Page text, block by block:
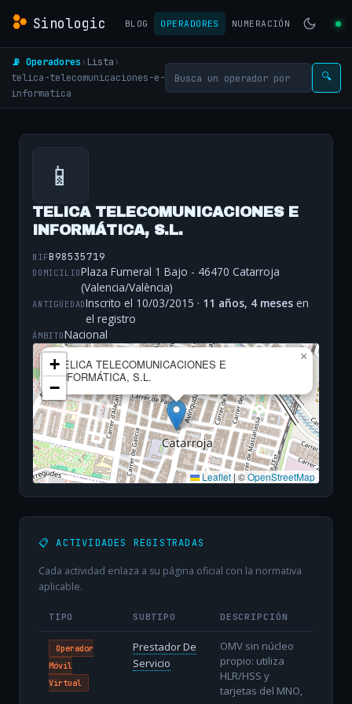
Sinologic BLOG OPERADORES NUMERACIÓN
📡 Operadores› Lista›
telica-telecomunicaciones-e-
informatica
🔍
📱
TELICA TELECOMUNICACIONES E
INFORMÁTICA, S.L.
NIFB98535719
DOMICILIOPlaza Fumeral 1 Bajo - 46470 Catarroja
(Valencia/València)
ANTIGÜEDADInscrito el 10/03/2015 · 11 años, 4 meses en
el registro
ÁMBITONacional
TELICA TELECOMUNICACIONES E
INFORMÁTICA, S.L.
×
+
−
Leaflet | ©OpenStreetMap
📋 ACTIVIDADES REGISTRADAS
Cada actividad enlaza a su página oficial con la normativa
aplicable.
TIPO SUBTIPO DESCRIPCIÓN
Operador
Móvil
Virtual
Prestador De
Servicio
OMV sin núcleo
propio: utiliza
HLR/HSS y
tarjetas del MNO,